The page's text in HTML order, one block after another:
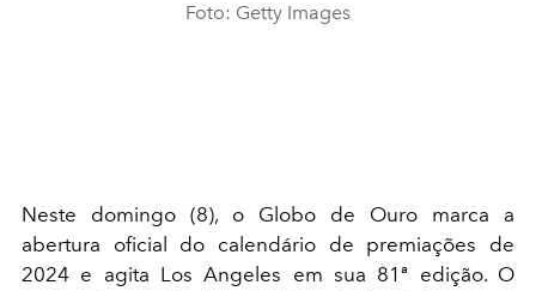
Foto: Getty Images
Neste domingo (8), o Globo de Ouro marca a
abertura oficial do calendário de premiações de
2024 e agita Los Angeles em sua 81ª edição. O